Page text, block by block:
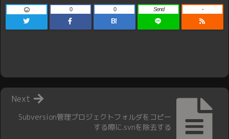
0
B!
0 Send -
Subversion管理プロジェクトフォルダをコピー
する際に.svnを除去する
Next